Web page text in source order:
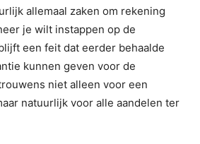
allemaal zaken om rekening
je wilt instappen op de
een feit dat eerder behaalde
kunnen geven voor de
niet alleen voor een
natuurlijk voor alle aandelen ter